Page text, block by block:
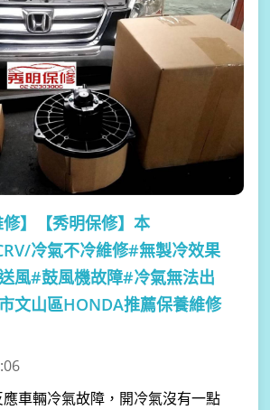
】
【秀明保修】本
冷氣不冷維修#無製冷效果
風#鼓風機故障#冷氣無法出
文山區HONDA推薦保養維修
應車輛冷氣故障，開冷氣沒有一點